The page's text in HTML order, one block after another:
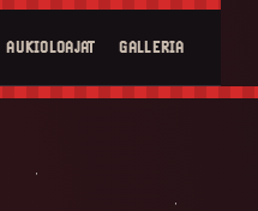
AUKIOLOAJAT GALLERIA